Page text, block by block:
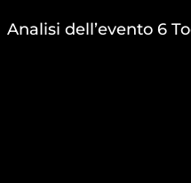
Analisi dell’evento 6